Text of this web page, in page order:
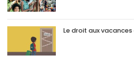
Le droit aux